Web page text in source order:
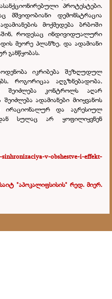
პროტესტები.
მშვიდობიანი დემონსტრაცია
მოქმედება ბრბოში
როდესაც ინდივიდუალური
მეორე პლანზე, და ადამიანი
განწყობას.
იკრიბება შეზღუდულ
როგორიცაა აღგზნებადობა,
შეიძლება კონტროლს აღარ
ადამიანები მიიყვანოს
ირაციონალურ და აგრესიულ
სულაც არ ყოფილიყვნენ
v-obshestve-i-effekt-
"აპოკალიფსისის" რედ. მიერ.